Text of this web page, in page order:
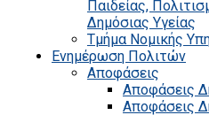
Παιδείας,
Δημόσιας Υγείας
Τμήμα Νομικής
Ενημέρωση Πολιτών
Αποφάσεις
Αποφάσεις
Αποφάσεις